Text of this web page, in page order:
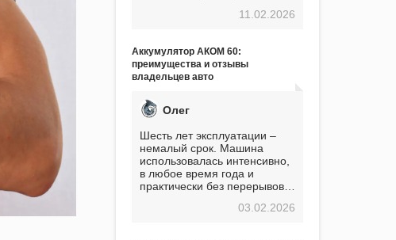
показывает, что данный
стоимость. Долго сомневался
перед приобретением, но в
итоге ни разу не пожалел.
вложение, избавляющее от
головной боли, связанной с
АКБ. Подтверждаю
11.02.2026
Аккумулятор АКОМ 60:
преимущества и отзывы
владельцев авто
Олег
Шесть лет эксплуатации –
немалый срок. Машина
использовалась интенсивно,
в любое время года и
практически без перерывов.
экстремальные морозы,03.02.2026